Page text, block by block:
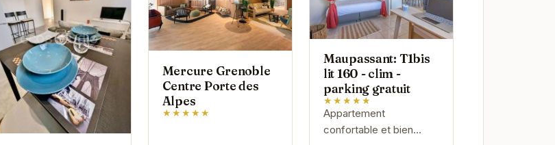
Mercure Grenoble
Centre Porte des
Alpes
★★★★★
Maupassant: T1bis
lit 160 - clim -
parking gratuit
★★★★★
Appartement
confortable et bien